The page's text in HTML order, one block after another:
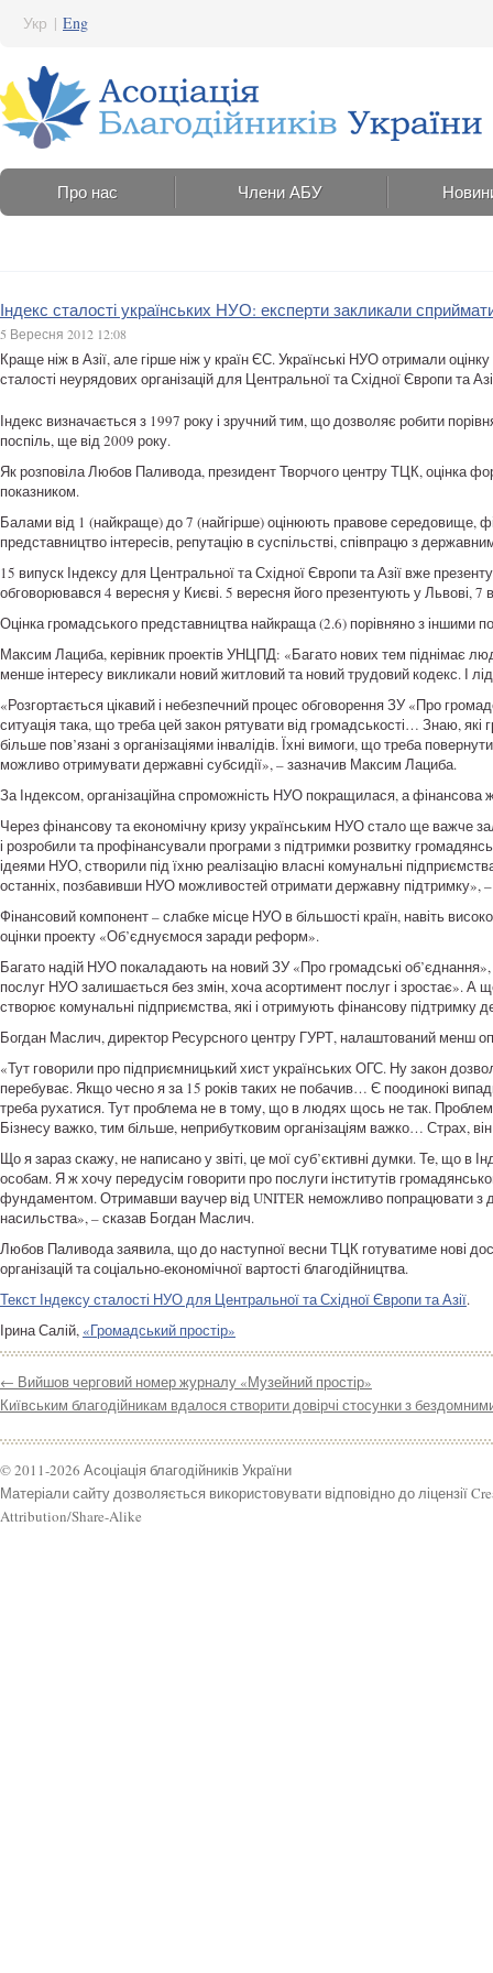
Укр | Eng
Про нас Члени АБУ
Індекс сталості українських НУО: експерти закликали
5 Вересня 2012 12:08
Краще ніж в Азії, але гірше ніж у країн ЄС. Українські НУО отримали
сталості неурядових організацій для Центральної та Східної Європи та
Індекс визначається з 1997 року і зручний тим, що дозволяє робити
поспіль, ще від 2009 року.
Як розповіла Любов Паливода, президент Творчого центру ТЦК, оцінка
показником.
Балами від 1 (найкраще) до 7 (найгірше) оцінюють правове середовище,
представництво інтересів, репутацію в суспільстві, співпрацю з
15 випуск Індексу для Центральної та Східної Європи та Азії вже
обговорювався 4 вересня у Києві. 5 вересня його презентують у Львові, 7
Оцінка громадського представництва найкраща (2.6) порівняно з іншими
Максим Лациба, керівник проектів УНЦПД: «Багато нових тем піднімає
менше інтересу викликали новий житловий та новий трудовий кодекс. І
«Розгортається цікавий і небезпечний процес обговорення ЗУ «Про
ситуація така, що треба цей закон рятувати від громадськості… Знаю, які
більше пов’язані з організаціями інвалідів. Їхні вимоги, що треба
можливо отримувати державні субсидії», – зазначив Максим Лациба.
За Індексом, організаційна спроможність НУО покращилася, а фінансова
Через фінансову та економічну кризу українським НУО стало ще важче
і розробили та профінансували програми з підтримки розвитку
ідеями НУО, створили під їхню реалізацію власні комунальні
останніх, позбавивши НУО можливостей отримати державну підтримку», –
Фінансовий компонент – слабке місце НУО в більшості країн, навіть
оцінки проекту «Об’єднуємося заради реформ».
Багато надій НУО покаладають на новий ЗУ «Про громадські
послуг НУО залишається без змін, хоча асортимент послуг і зростає». А
створює комунальні підприємства, які і отримують фінансову підтримку
Богдан Маслич, директор Ресурсного центру ГУРТ, налаштований менш
«Тут говорили про підприємницький хист українських ОГС. Ну закон
перебуває. Якщо чесно я за 15 років таких не побачив… Є поодинокі
треба рухатися. Тут проблема не в тому, що в людях щось не так.
Бізнесу важко, тим більше, неприбутковим організаціям важко… Страх,
Що я зараз скажу, не написано у звіті, це мої суб’єктивні думки. Те, що в
особам. Я ж хочу передусім говорити про послуги інститутів
фундаментом. Отримавши ваучер від UNITER неможливо попрацювати з
насильства», – сказав Богдан Маслич.
Любов Паливода заявила, що до наступної весни ТЦК готуватиме нові
організацій та соціально-економічної вартості благодійництва.
Текст Індексу сталості НУО для Центральної та Східної Європи та Азії.
Ірина Салій, «Громадський простір»
← Вийшов черговий номер журналу «Музейний простір»
Київським благодійникам вдалося створити довірчі стосунки з
© 2011-2026 Асоціація благодійників України
Матеріали сайту дозволяється використовувати відповідно до ліцензії
Attribution/Share-Alike